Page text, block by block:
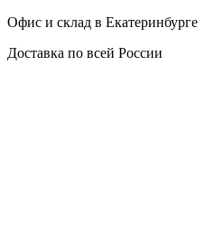
Офис и склад в Екатеринбурге
Доставка по всей России